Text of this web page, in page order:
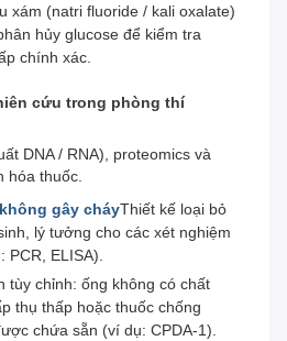
xám (natri fluoride / kali oxalate)
hủy glucose để kiểm tra
chính xác.
cứu trong phòng thí
DNA / RNA), proteomics và
hóa thuốc.
gây cháyThiết kế loại bỏ
lý tưởng cho các xét nghiệm
PCR, ELISA).
tùy chỉnh: ống không có chất
thụ thấp hoặc thuốc chống
chứa sẵn (ví dụ: CPDA-1).